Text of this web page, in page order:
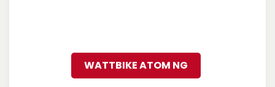
WATTBIKE ATOM NG